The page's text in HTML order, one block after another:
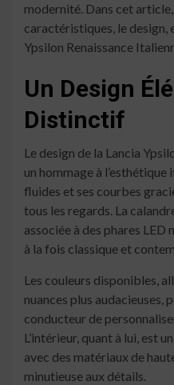
modernité. Dans cet
caractéristiques, le design,
Ypsilon Renaissance
Un Design
Distinctif
Le design de la Lancia
un hommage à l’esthétique
fluides et ses courbes
tous les regards. La
associée à des phares
à la fois classique et
Les couleurs disponibles,
nuances plus audacieuses,
conducteur de
L’intérieur, quant à lui, est
avec des matériaux de
minutieuse aux détails.